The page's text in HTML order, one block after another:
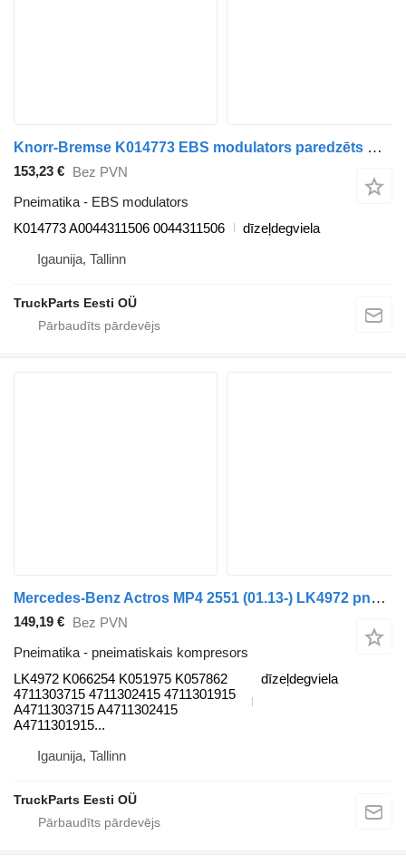
Knorr-Bremse K014773 EBS modulators paredzēts Mercedes-Benz Actros MP4 Antos Arocs (2012-) vilcēja
153,23 € Bez PVN
Pneimatika - EBS modulators
K014773 A0044311506 0044311506
dīzeļdegviela
Igaunija, Tallinn
TruckParts Eesti OÜ
Mercedes-Benz Actros MP4 2551 (01.13-) LK4972 pneimatiskais kompresors paredzēts Mercedes-Benz Actros MP4 Antos Arocs (2012-) vilcēja
149,19 € Bez PVN
Pneimatika - pneimatiskais kompresors
LK4972 K066254 K051975 K057862
4711303715 4711302415 4711301915
A4711303715 A4711302415
A4711301915...
dīzeļdegviela
Igaunija, Tallinn
TruckParts Eesti OÜ